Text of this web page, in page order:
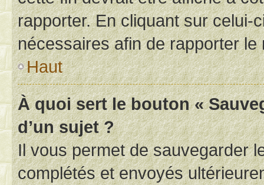
rapporter. En cliquant sur celui-
nécessaires afin de rapporter le
Haut
À quoi sert le bouton «
d’un sujet ?
Il vous permet de sauvegarder
complétés et envoyés